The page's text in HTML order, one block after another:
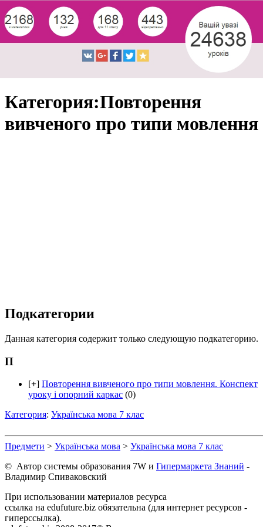
Категория:Повторення
вивченого про типи мовлення
Подкатегории
Данная категория содержит только следующую подкатегорию.
П
[+] Повторення вивченого про типи мовлення. Конспект
уроку і опорний каркас (0)
Категория: Українська мова 7 клас
Предмети > Українська мова > Українська мова 7 клас
© Автор системы образования 7W и Гипермаркета Знаний -
Владимир Спиваковский
При использовании материалов ресурса
ссылка на edufuture.biz обязательна (для интернет ресурсов -
гиперссылка).